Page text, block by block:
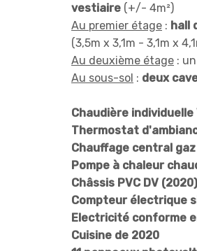
vestiaire (+/- 4m²)
Au premier étage : hall
(3,5m x 3,1m - 3,1m x
Au deuxième étage : un
Au sous-sol : deux
Chaudière individuelle
Thermostat
Chauffage central gaz
Pompe à chaleur
Châssis PVC DV
Compteur électrique
Electricité conforme
Cuisine de 2020